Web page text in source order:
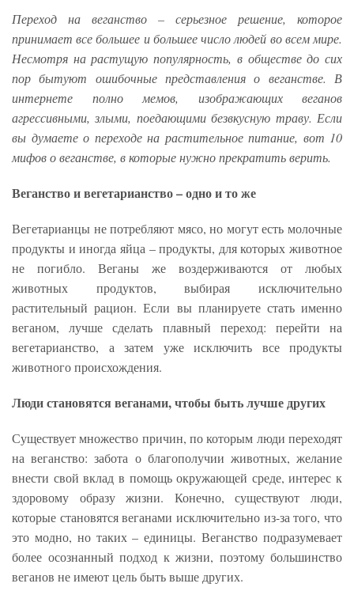
Переход на веганство – серьезное решение, которое
принимает все большее и большее число людей во всем мире.
Несмотря на растущую популярность, в обществе до сих
пор бытуют ошибочные представления о веганстве. В
интернете полно мемов, изображающих веганов
агрессивными, злыми, поедающими безвкусную траву. Если
вы думаете о переходе на растительное питание, вот 10
мифов о веганстве, в которые нужно прекратить верить.
Веганство и вегетарианство – одно и то же
Вегетарианцы не потребляют мясо, но могут есть молочные
продукты и иногда яйца – продукты, для которых животное
не погибло. Веганы же воздерживаются от любых
животных продуктов, выбирая исключительно
растительный рацион. Если вы планируете стать именно
веганом, лучше сделать плавный переход: перейти на
вегетарианство, а затем уже исключить все продукты
животного происхождения.
Люди становятся веганами, чтобы быть лучше других
Существует множество причин, по которым люди переходят
на веганство: забота о благополучии животных, желание
внести свой вклад в помощь окружающей среде, интерес к
здоровому образу жизни. Конечно, существуют люди,
которые становятся веганами исключительно из-за того, что
это модно, но таких – единицы. Веганство подразумевает
более осознанный подход к жизни, поэтому большинство
веганов не имеют цель быть выше других.